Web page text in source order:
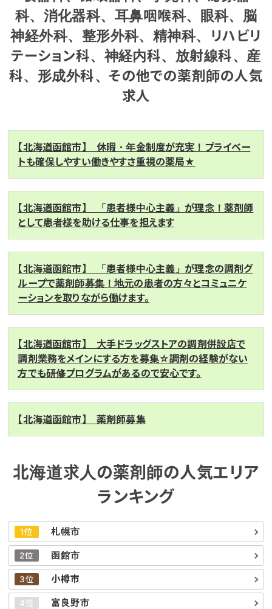
科、消化器科、耳鼻咽喉科、眼科、脳
神経外科、整形外科、精神科、リハビリ
テーション科、神経内科、放射線科、産
科、形成外科、その他での薬剤師の人気
求人
【北海道函館市】 休暇・年金制度が充実！プライベー
トも確保しやすい働きやすさ重視の薬局★
【北海道函館市】 「患者様中心主義」が理念！薬剤師
として患者様を助ける仕事を担えます
【北海道函館市】 「患者様中心主義」が理念の調剤グ
ループで薬剤師募集！地元の患者の方々とコミュニケ
ーションを取りながら働けます。
【北海道函館市】 大手ドラッグストアの調剤併設店で
調剤業務をメインにする方を募集☆調剤の経験がない
方でも研修プログラムがあるので安心です。
【北海道函館市】 薬剤師募集
北海道求人の薬剤師の人気エリア
ランキング
1位 札幌市
2位 函館市
3位 小樽市
4位 富良野市